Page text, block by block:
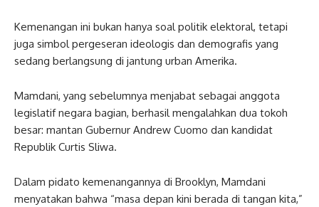
Kemenangan ini bukan hanya soal politik elektoral, tetapi
juga simbol pergeseran ideologis dan demografis yang
sedang berlangsung di jantung urban Amerika.
Mamdani, yang sebelumnya menjabat sebagai anggota
legislatif negara bagian, berhasil mengalahkan dua tokoh
besar: mantan Gubernur Andrew Cuomo dan kandidat
Republik Curtis Sliwa.
Dalam pidato kemenangannya di Brooklyn, Mamdani
menyatakan bahwa “masa depan kini berada di tangan kita,”